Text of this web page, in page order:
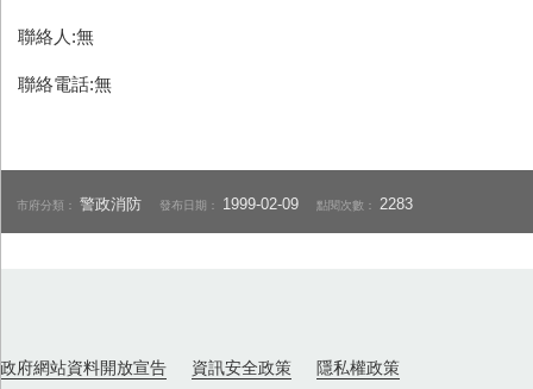
聯絡人:無
聯絡電話:無
市府分類：警政消防 發布日期： 1999-02-09 點閱次數： 2283
政府網站資料開放宣告 資訊安全政策 隱私權政策